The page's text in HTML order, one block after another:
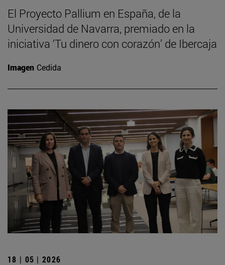
El Proyecto Pallium en España, de la
Universidad de Navarra, premiado en la
iniciativa ‘Tu dinero con corazón’ de Ibercaja
Imagen Cedida
18 | 05 | 2026